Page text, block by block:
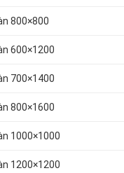
800×800
600×1200
700×1400
800×1600
1000×1000
1200×1200